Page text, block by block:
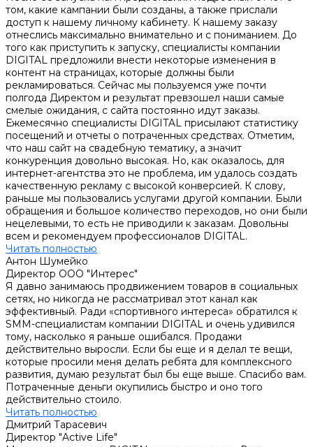
том, какие кампании были созданы, а также прислали
доступ к нашему личному кабинету. К нашему заказу
отнеслись максимально внимательно и с пониманием. До
того как приступить к запуску, специалисты компании
DIGITAL предложили внести некоторые изменения в
контент на страницах, которые должны были
рекламироваться. Сейчас мы пользуемся уже почти
полгода Директом и результат превзошел наши самые
смелые ожидания, с сайта постоянно идут заказы.
Ежемесячно специалисты DIGITAL присылают статистику
посещений и отчеты о потраченных средствах. Отметим,
что наш сайт на свадебную тематику, а значит
конкуренция довольно высокая. Но, как оказалось, для
интернет-агентства это не проблема, им удалось создать
качественную рекламу с высокой конверсией. К слову,
раньше мы пользовались услугами другой компании. Были
обращения и большое количество переходов, но они были
нецелевыми, то есть не приводили к заказам. Довольны
всем и рекомендуем профессионалов DIGITAL.
Читать полностью
Антон Шумейко
Директор ООО "Интерес"
Я давно занимаюсь продвижением товаров в социальных
сетях, но никогда не рассматривал этот канал как
эффективный. Ради «спортивного интереса» обратился к
SMM-специалистам компании DIGITAL и очень удивился
тому, насколько я раньше ошибался. Продажи
действительно выросли. Если бы еще и я делал те вещи,
которые просили меня делать ребята для комплексного
развития, думаю результат был бы еще выше. Спасибо вам.
Потраченные деньги окупились быстро и оно того
действительно стоило.
Читать полностью
Дмитрий Тарасевич
Директор "Active Life"